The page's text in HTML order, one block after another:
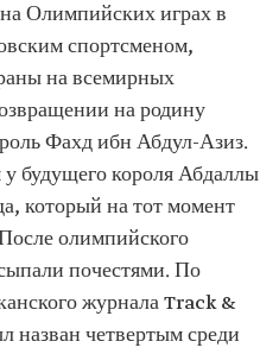
Олимпийских играх в
спортсменом,
на всемирных
на родину
Фахд ибн Абдул-Азиз.
будущего короля Абдаллы
который на тот момент
олимпийского
почестями. По
журнала Track &
четвертым среди